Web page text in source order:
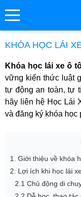
menu
KHÓA HỌC LÁI
Khóa học lái xe ô
vững kiến thức luật
tự động an toàn, tự
hãy liên hệ Học Lái
và đăng ký khóa
1. Giới thiệu về khóa
2. Lợi ích khi học lái
2.1 Chủ động di